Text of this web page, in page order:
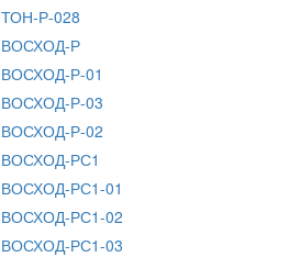
ТОН-Р-028
ВОСХОД-Р
ВОСХОД-Р-01
ВОСХОД-Р-03
ВОСХОД-Р-02
ВОСХОД-РС1
ВОСХОД-РС1-01
ВОСХОД-РС1-02
ВОСХОД-РС1-03